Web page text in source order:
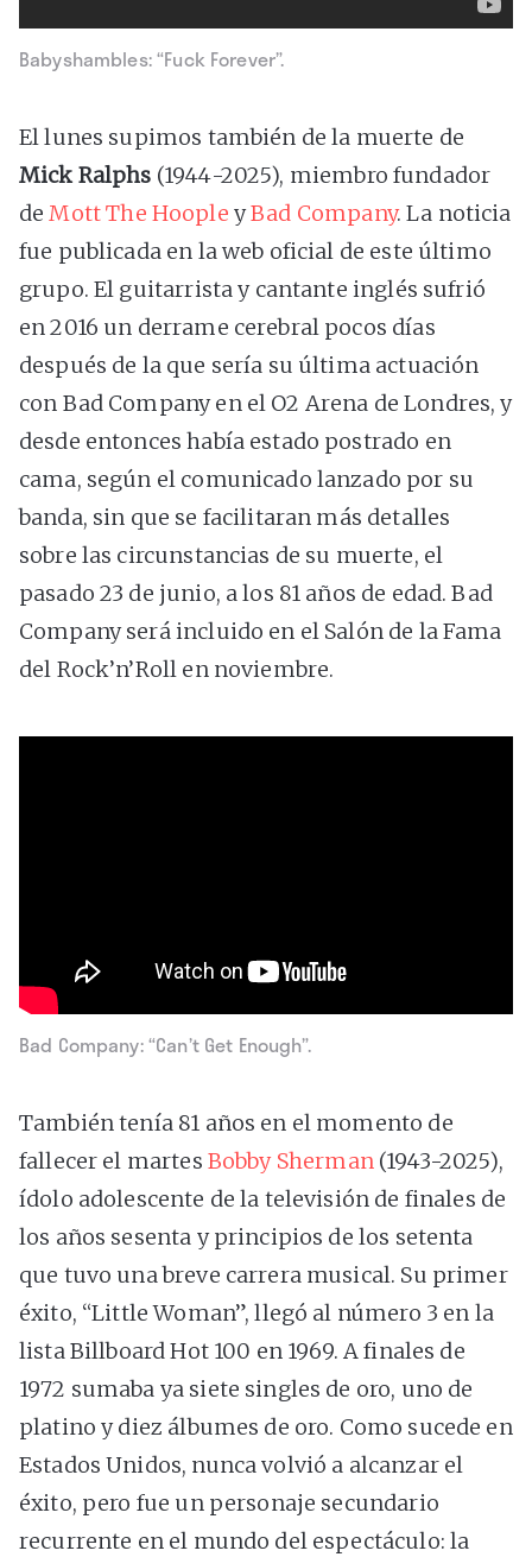
Babyshambles: “Fuck Forever”.
El lunes supimos también de la muerte de
Mick Ralphs (1944-2025), miembro fundador
deMott The Hoople yBad Company. La noticia
fue publicada en la web oficial de este último
grupo. El guitarrista y cantante inglés sufrió
en 2016 un derrame cerebral pocos días
después de la que sería su última actuación
con Bad Company en el O2 Arena de Londres, y
desde entonces había estado postrado en
cama, según el comunicado lanzado por su
banda, sin que se facilitaran más detalles
sobre las circunstancias de su muerte, el
pasado 23 de junio, a los 81 años de edad. Bad
Company será incluido en el Salón de la Fama
del Rock’n’Roll en noviembre.
Bad Company: “Can’t Get Enough”.
También tenía 81 años en el momento de
fallecer el martes Bobby Sherman(1943-2025),
ídolo adolescente de la televisión de finales de
los años sesenta y principios de los setenta
que tuvo una breve carrera musical. Su primer
éxito, “Little Woman”, llegó al número 3 en la
lista Billboard Hot 100 en 1969. A finales de
1972 sumaba ya siete singles de oro, uno de
platino y diez álbumes de oro. Como sucede en
Estados Unidos, nunca volvió a alcanzar el
éxito, pero fue un personaje secundario
recurrente en el mundo del espectáculo: la